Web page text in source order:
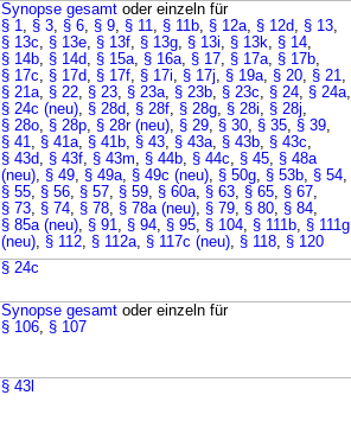
Synopse gesamt oder einzeln für
§ 1, § 3, § 6, § 9, § 11, § 11b, § 12a, § 12d, § 13,
§ 13c, § 13e, § 13f, § 13g, § 13i, § 13k, § 14,
§ 14b, § 14d, § 15a, § 16a, § 17, § 17a, § 17b,
§ 17c, § 17d, § 17f, § 17i, § 17j, § 19a, § 20, § 21,
§ 21a, § 22, § 23, § 23a, § 23b, § 23c, § 24, § 24a,
§ 24c (neu), § 28d, § 28f, § 28g, § 28i, § 28j,
§ 28o, § 28p, § 28r (neu), § 29, § 30, § 35, § 39,
§ 41, § 41a, § 41b, § 43, § 43a, § 43b, § 43c,
§ 43d, § 43f, § 43m, § 44b, § 44c, § 45, § 48a
(neu), § 49, § 49a, § 49c (neu), § 50g, § 53b, § 54,
§ 55, § 56, § 57, § 59, § 60a, § 63, § 65, § 67,
§ 73, § 74, § 78, § 78a (neu), § 79, § 80, § 84,
§ 85a (neu), § 91, § 94, § 95, § 104, § 111b, § 111g
(neu), § 112, § 112a, § 117c (neu), § 118, § 120
§ 24c
Synopse gesamt oder einzeln für
§ 106, § 107
§ 43l